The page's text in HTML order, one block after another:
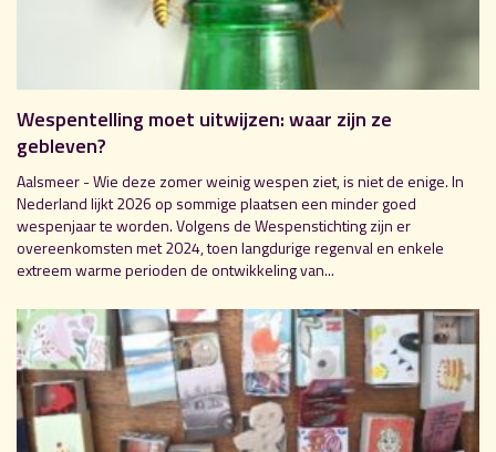
Wespentelling moet uitwijzen: waar zijn ze
gebleven?
Aalsmeer - Wie deze zomer weinig wespen ziet, is niet de enige. In
Nederland lijkt 2026 op sommige plaatsen een minder goed
wespenjaar te worden. Volgens de Wespenstichting zijn er
overeenkomsten met 2024, toen langdurige regenval en enkele
extreem warme perioden de ontwikkeling van...